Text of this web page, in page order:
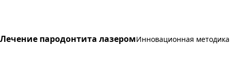
Лечение пародонтита лазеромИнновационная методика